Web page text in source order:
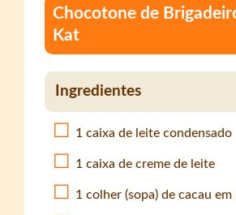
Chocotone de
Kat
Ingredientes
1 caixa de leite condensado
1 caixa de creme de leite
1 colher (sopa) de cacau em